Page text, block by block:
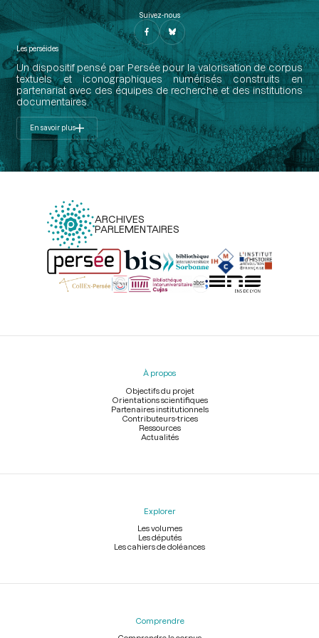
Suivez-nous
Les perséides
Un dispositif pensé par Persée pour la valorisation de corpus
textuels et iconographiques numérisés construits en
partenariat avec des équipes de recherche et des institutions
documentaires.
En savoir plus
ARCHIVES
PARLEMENTAIRES
Menu
À propos
Objectifs du projet
Orientations scientifiques
Partenaires institutionnels
Contributeurs-trices
Ressources
Actualités
Explorer
Les volumes
Les députés
Les cahiers de doléances
Comprendre